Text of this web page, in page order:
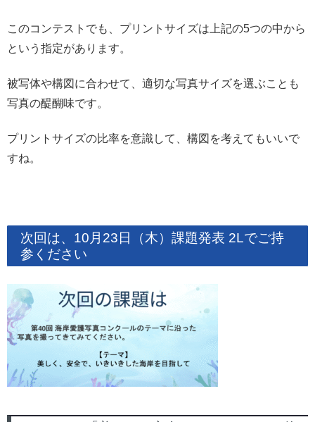
このコンテストでも、プリントサイズは上記の5つの中から
という指定があります。
被写体や構図に合わせて、適切な写真サイズを選ぶことも
写真の醍醐味です。
プリントサイズの比率を意識して、構図を考えてもいいで
すね。
次回は、10月23日（木）課題発表 2Lでご持
参ください